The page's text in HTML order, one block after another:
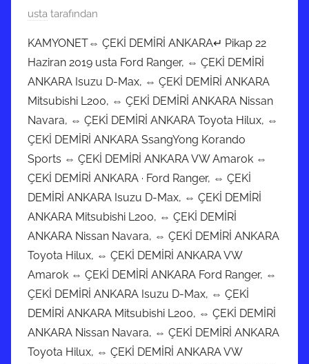
9
i
s
a
n
2
0
2
2
t
a
r
i
n
d
e
g
usta tarafından
KAMYONET⇔ ÇEKİ DEMİRİ ANKARA↵ Pikap 22
Haziran 2019 usta Ford Ranger, ⇔ ÇEKİ DEMİRİ
ANKARA Isuzu D-Max, ⇔ ÇEKİ DEMİRİ ANKARA
Mitsubishi L200, ⇔ ÇEKİ DEMİRİ ANKARA Nissan
Navara, ⇔ ÇEKİ DEMİRİ ANKARA Toyota Hilux, ⇔
ÇEKİ DEMİRİ ANKARA SsangYong Korando
Sports ⇔ ÇEKİ DEMİRİ ANKARA VW Amarok ⇔
ÇEKİ DEMİRİ ANKARA · Ford Ranger, ⇔ ÇEKİ
DEMİRİ ANKARA Isuzu D-Max, ⇔ ÇEKİ DEMİRİ
ANKARA Mitsubishi L200, ⇔ ÇEKİ DEMİRİ
ANKARA Nissan Navara, ⇔ ÇEKİ DEMİRİ ANKARA
Toyota Hilux, ⇔ ÇEKİ DEMİRİ ANKARA VW
Amarok ⇔ ÇEKİ DEMİRİ ANKARA Ford Ranger, ⇔
ÇEKİ DEMİRİ ANKARA Isuzu D-Max, ⇔ ÇEKİ
DEMİRİ ANKARA Mitsubishi L200, ⇔ ÇEKİ DEMİRİ
ANKARA Nissan Navara, ⇔ ÇEKİ DEMİRİ ANKARA
Toyota Hilux, ⇔ ÇEKİ DEMİRİ ANKARA VW